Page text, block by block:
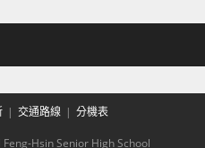
交通路線 分機表
Hsin Senior High School